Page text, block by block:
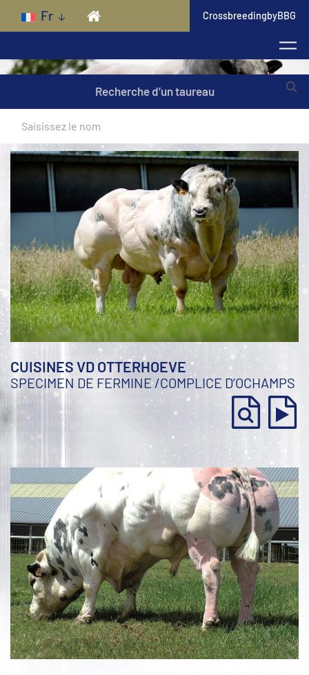
Skip to main content
Fr CrossbreedingbyBBG
Recherche d’un taureau
Pure
CUISINES VD OTTERHOEVE
SPECIMEN DE FERMINE /COMPLICE D’OCHAMPS